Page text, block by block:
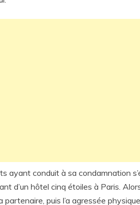
ayant conduit à sa condamnation
d’un hôtel cinq étoiles à Paris.
partenaire, puis l’a agressée